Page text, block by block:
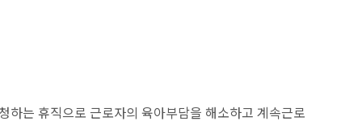
는 휴직으로 근로자의 육아부담을 해소하고 계속근로